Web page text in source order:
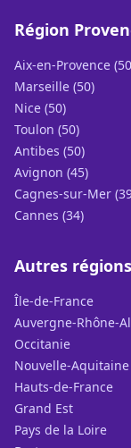
Région
Aix-en-Provence
Marseille (50)
Nice (50)
Toulon (50)
Antibes (50)
Avignon (45)
Cagnes-sur-Mer
Cannes (34)
Autres régions
Île-de-France
Auvergne-Rhône-
Occitanie
Nouvelle-Aquitaine
Hauts-de-France
Grand Est
Pays de la Loire